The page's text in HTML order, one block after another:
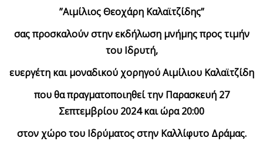
”Αιμίλιος Θεοχάρη Καλαϊτζίδης”
σας προσκαλούν στην εκδήλωση μνήμης προς τιμήν
του Ιδρυτή,
ευεργέτη και μοναδικού χορηγού Αιμίλιου Καλαϊτζίδη
που θα πραγματοποιηθεί την Παρασκευή 27
Σεπτεμβρίου 2024 και ώρα 20:00
στον χώρο του Ιδρύματος στην Καλλίφυτο Δράμας.